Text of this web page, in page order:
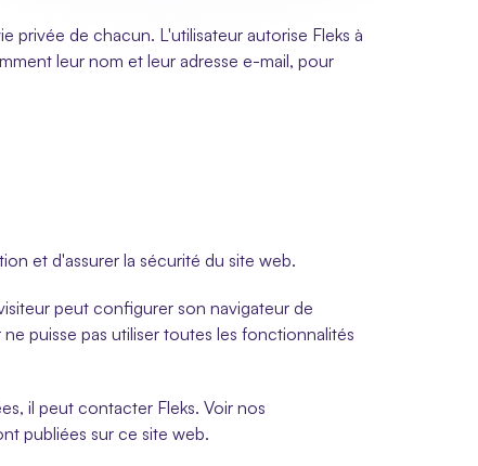
privée de chacun. L'utilisateur autorise Fleks à
leur nom et leur adresse e-mail, pour
et d'assurer la sécurité du site web.
peut configurer son navigateur de
puisse pas utiliser toutes les fonctionnalités
il peut contacter Fleks. Voir nos
publiées sur ce site web.